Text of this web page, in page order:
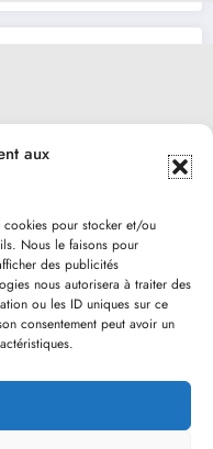
aux
pour stocker et/ou
Nous le faisons pour
des publicités
nous autorisera à traiter des
ou les ID uniques sur ce
consentement peut avoir un